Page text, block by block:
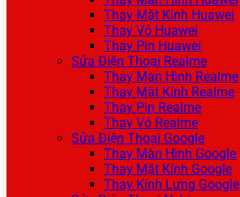
Thay Mặt Kính Huawei
Thay Vỏ Huawei
Thay Pin Huawei
Sửa Điện Thoại Realme
Thay Màn Hình Realme
Thay Mặt Kính Realme
Thay Pin Realme
Thay Vỏ Realme
Sửa Điện Thoại Google
Thay Màn Hình Google
Thay Mặt Kính Google
Thay Kính Lưng Google